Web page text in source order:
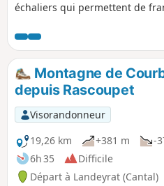
échaliers qui permettent de
panorama sur les Monts du
dans les informations
randonnée. Cette randonnée
et proposés par Chamina.
Montagne de
depuis Rascoupet
Visorandonneur
19,26 km
+381 m
-
6h 35
Difficile
Départ à Landeyrat (Cantal)